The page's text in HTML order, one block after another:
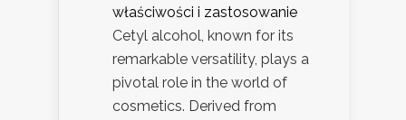
właściwości i zastosowanie
Cetyl alcohol, known for its
remarkable versatility, plays a
pivotal role in the world of
cosmetics. Derived from